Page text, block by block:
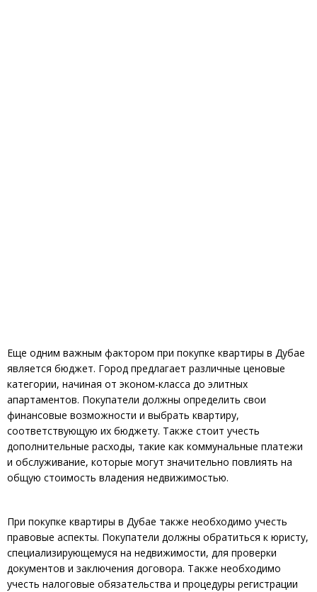
Еще одним важным фактором при покупке квартиры в Дубае
является бюджет. Город предлагает различные ценовые
категории, начиная от эконом-класса до элитных
апартаментов. Покупатели должны определить свои
финансовые возможности и выбрать квартиру,
соответствующую их бюджету. Также стоит учесть
дополнительные расходы, такие как коммунальные платежи
и обслуживание, которые могут значительно повлиять на
общую стоимость владения недвижимостью.
При покупке квартиры в Дубае также необходимо учесть
правовые аспекты. Покупатели должны обратиться к юристу,
специализирующемуся на недвижимости, для проверки
документов и заключения договора. Также необходимо
учесть налоговые обязательства и процедуры регистрации